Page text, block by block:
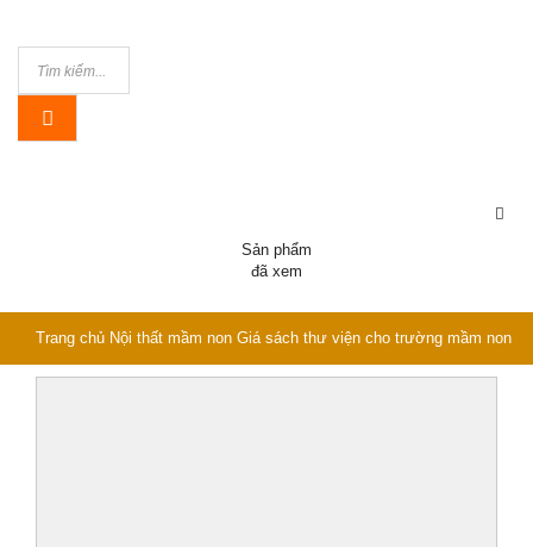
Sản phẩm
đã xem
Trang chủ Nội thất mầm non Giá sách thư viện cho trường mầm non